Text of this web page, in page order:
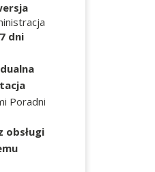
dni
Poradni
obsługi